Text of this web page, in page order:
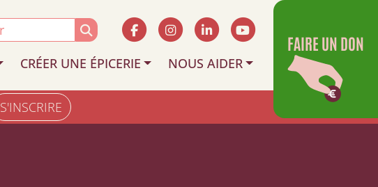
CRÉER UNE ÉPICERIE NOUS AIDER
S'INSCRIRE
FAIRE UN DON